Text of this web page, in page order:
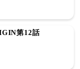
第12話